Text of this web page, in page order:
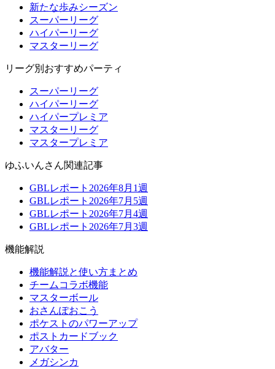
新たな歩みシーズン
スーパーリーグ
ハイパーリーグ
マスターリーグ
リーグ別おすすめパーティ
スーパーリーグ
ハイパーリーグ
ハイパープレミア
マスターリーグ
マスタープレミア
ゆふいんさん関連記事
GBLレポート2026年8月1週
GBLレポート2026年7月5週
GBLレポート2026年7月4週
GBLレポート2026年7月3週
機能解説
機能解説と使い方まとめ
チームコラボ機能
マスターボール
おさんぽおこう
ポケストのパワーアップ
ポストカードブック
アバター
メガシンカ